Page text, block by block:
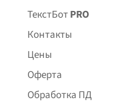
ТекстБотPRO
Контакты
Цены
Оферта
Обработка ПД